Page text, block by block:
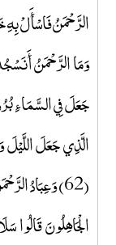
الَّذِي جَعَلَ اللَّيْلَ
(62) وَعِبَادُ